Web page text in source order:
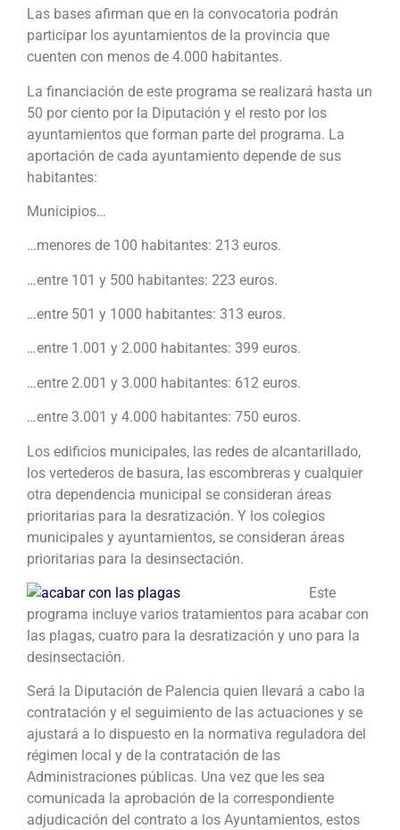
Las bases afirman que en la convocatoria podrán
participar los ayuntamientos de la provincia que
cuenten con menos de 4.000 habitantes.
La financiación de este programa se realizará hasta un
50 por ciento por la Diputación y el resto por los
ayuntamientos que forman parte del programa. La
aportación de cada ayuntamiento depende de sus
habitantes:
Municipios…
…menores de 100 habitantes: 213 euros.
…entre 101 y 500 habitantes: 223 euros.
…entre 501 y 1000 habitantes: 313 euros.
…entre 1.001 y 2.000 habitantes: 399 euros.
…entre 2.001 y 3.000 habitantes: 612 euros.
…entre 3.001 y 4.000 habitantes: 750 euros.
Los edificios municipales, las redes de alcantarillado,
los vertederos de basura, las escombreras y cualquier
otra dependencia municipal se consideran áreas
prioritarias para la desratización. Y los colegios
municipales y ayuntamientos, se consideran áreas
prioritarias para la desinsectación.
Este
programa incluye varios tratamientos para acabar con
las plagas, cuatro para la desratización y uno para la
desinsectación.
Será la Diputación de Palencia quien llevará a cabo la
contratación y el seguimiento de las actuaciones y se
ajustará a lo dispuesto en la normativa reguladora del
régimen local y de la contratación de las
Administraciones públicas. Una vez que les sea
comunicada la aprobación de la correspondiente
adjudicación del contrato a los Ayuntamientos, estos